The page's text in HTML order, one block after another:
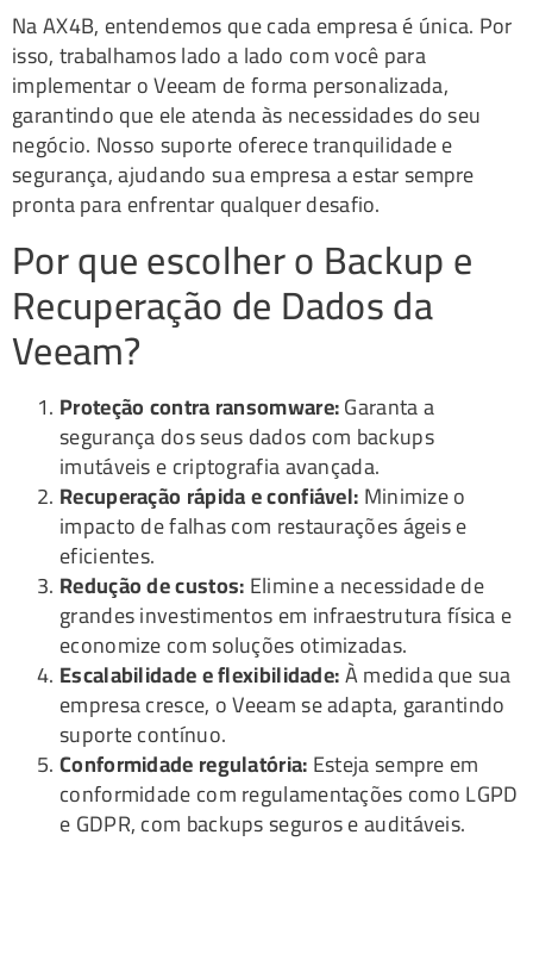
Na AX4B, entendemos que cada empresa é única. Por
isso, trabalhamos lado a lado com você para
implementar o Veeam de forma personalizada,
garantindo que ele atenda às necessidades do seu
negócio. Nosso suporte oferece tranquilidade e
segurança, ajudando sua empresa a estar sempre
pronta para enfrentar qualquer desafio.
Por que escolher o Backup e
Recuperação de Dados da
Veeam?
Proteção contra ransomware:Garanta a
segurança dos seus dados com backups
imutáveis e criptografia avançada.
Recuperação rápida e confiável:Minimize o
impacto de falhas com restaurações ágeis e
eficientes.
Redução de custos:Elimine a necessidade de
grandes investimentos em infraestrutura física e
economize com soluções otimizadas.
Escalabilidade e flexibilidade:À medida que sua
empresa cresce, o Veeam se adapta, garantindo
suporte contínuo.
Conformidade regulatória:Esteja sempre em
conformidade com regulamentações como LGPD
e GDPR, com backups seguros e auditáveis.